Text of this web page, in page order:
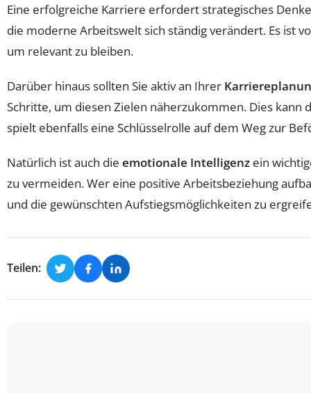
Eine erfolgreiche Karriere erfordert strategisches
die moderne Arbeitswelt sich ständig verändert. Es ist
um relevant zu bleiben.
Darüber hinaus sollten Sie aktiv an Ihrer
Schritte, um diesen Zielen näherzukommen. Dies
spielt ebenfalls eine Schlüsselrolle auf dem Weg zur
Natürlich ist auch die emotionale Intelligenz ein
zu vermeiden. Wer eine positive Arbeitsbeziehung
und die gewünschten Aufstiegsmöglichkeiten zu
Teilen: